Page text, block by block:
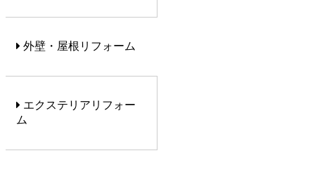
外壁・屋根リフォーム
エクステリアリフォー
ム